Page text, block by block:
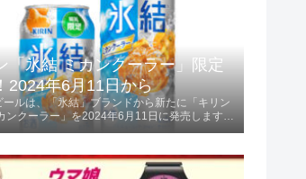
「氷結 ミカンクーラー」限定
2024年6月11日から
ールは、「氷結」ブランドから新たに「キリン
ンクーラー」を2024年6月11日に発売します。
品の特長爽やかな味わい...